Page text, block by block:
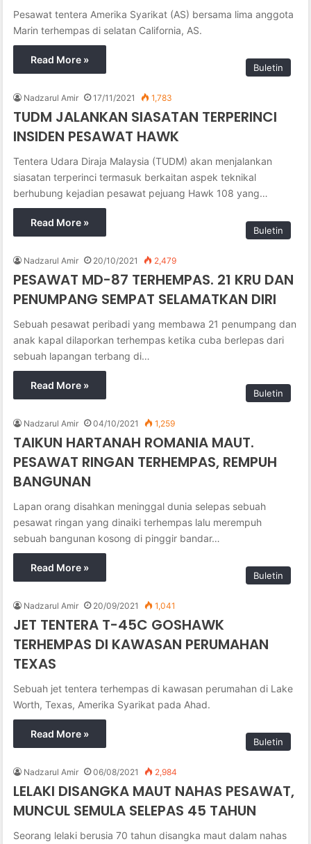
Pesawat tentera Amerika Syarikat (AS) bersama lima anggota
Marin terhempas di selatan California, AS.
Read More »
Buletin
Nadzarul Amir 17/11/2021 1,783
TUDM JALANKAN SIASATAN TERPERINCI
INSIDEN PESAWAT HAWK
Tentera Udara Diraja Malaysia (TUDM) akan menjalankan
siasatan terperinci termasuk berkaitan aspek teknikal
berhubung kejadian pesawat pejuang Hawk 108 yang…
Read More »
Buletin
Nadzarul Amir 20/10/2021 2,479
PESAWAT MD-87 TERHEMPAS. 21 KRU DAN
PENUMPANG SEMPAT SELAMATKAN DIRI
Sebuah pesawat peribadi yang membawa 21 penumpang dan
anak kapal dilaporkan terhempas ketika cuba berlepas dari
sebuah lapangan terbang di…
Read More »
Buletin
Nadzarul Amir 04/10/2021 1,259
TAIKUN HARTANAH ROMANIA MAUT.
PESAWAT RINGAN TERHEMPAS, REMPUH
BANGUNAN
Lapan orang disahkan meninggal dunia selepas sebuah
pesawat ringan yang dinaiki terhempas lalu merempuh
sebuah bangunan kosong di pinggir bandar…
Read More »
Buletin
Nadzarul Amir 20/09/2021 1,041
JET TENTERA T-45C GOSHAWK
TERHEMPAS DI KAWASAN PERUMAHAN
TEXAS
Sebuah jet tentera terhempas di kawasan perumahan di Lake
Worth, Texas, Amerika Syarikat pada Ahad.
Read More »
Buletin
Nadzarul Amir 06/08/2021 2,984
LELAKI DISANGKA MAUT NAHAS PESAWAT,
MUNCUL SEMULA SELEPAS 45 TAHUN
Seorang lelaki berusia 70 tahun disangka maut dalam nahas